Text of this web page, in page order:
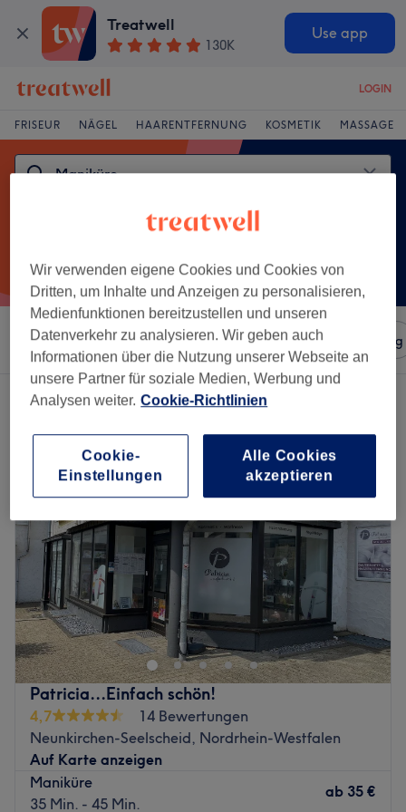
Treatwell
130K
Use app
LOGIN
FRISEUR NÄGEL HAARENTFERNUNG KOSMETIK MASSAGE
Sortieren nach Salons Expressangebote Bewertung
Ein Salon, der anbietet:
maniküre in Neunkirchen-Seelscheid, Nordrhein-Westfalen
Patricia...Einfach schön!
4,7
14 Bewertungen
Neunkirchen-Seelscheid, Nordrhein-Westfalen
Auf Karte anzeigen
Maniküre
35 Min. - 45 Min.
ab 35 €
Wir verwenden eigene Cookies und Cookies von
Dritten, um Inhalte und Anzeigen zu personalisieren,
Medienfunktionen bereitzustellen und unseren
Datenverkehr zu analysieren. Wir geben auch
Informationen über die Nutzung unserer Webseite an
unsere Partner für soziale Medien, Werbung und
Analysen weiter. Cookie-Richtlinien
Cookie-
Einstellungen
Alle Cookies
akzeptieren